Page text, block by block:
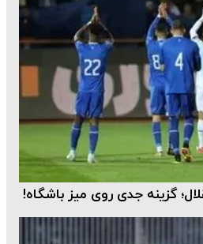
گزینه جدی روی میز باشگاه!